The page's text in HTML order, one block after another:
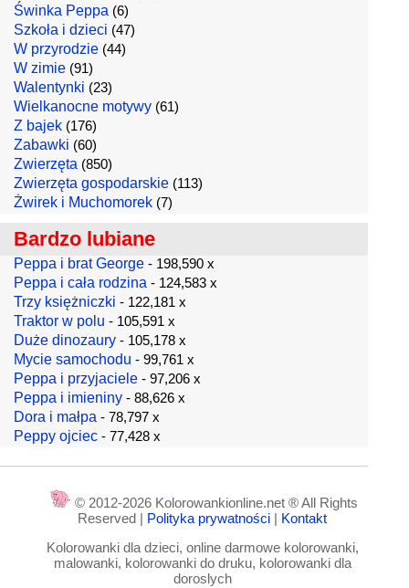
Świnka Peppa (6)
Szkoła i dzieci (47)
W przyrodzie (44)
W zimie (91)
Walentynki (23)
Wielkanocne motywy (61)
Z bajek (176)
Zabawki (60)
Zwierzęta (850)
Zwierzęta gospodarskie (113)
Żwirek i Muchomorek (7)
Bardzo lubiane
Peppa i brat George - 198,590 x
Peppa i cała rodzina - 124,583 x
Trzy księżniczki - 122,181 x
Traktor w polu - 105,591 x
Duże dinozaury - 105,178 x
Mycie samochodu - 99,761 x
Peppa i przyjaciele - 97,206 x
Peppa i imieniny - 88,626 x
Dora i małpa - 78,797 x
Peppy ojciec - 77,428 x
© 2012-2026 Kolorowankionline.net ® All Rights
Reserved | Polityka prywatności | Kontakt
Kolorowanki dla dzieci, online darmowe kolorowanki,
malowanki, kolorowanki do druku, kolorowanki dla
doroslych